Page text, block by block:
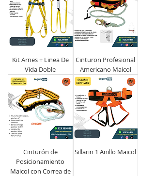
Kit Arnes + Linea De
Vida Doble
Cinturon Profesional
Americano Maicol
Cinturón de
Posicionamiento
Maicol con Correa de
Sillarin 1 Anillo Maicol